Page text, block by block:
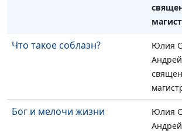
Что такое соблазн?
Юлия
Бог и мелочи жизни
Юлия